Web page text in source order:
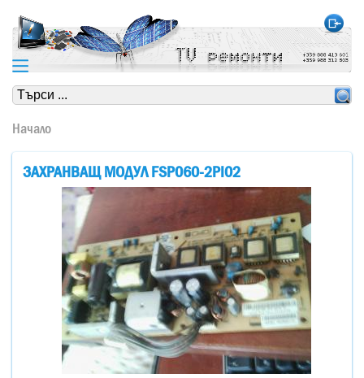
https://www.high-endrolex.com/24
Начало
ЗАХРАНВАЩ МОДУЛ FSP060-2PI02